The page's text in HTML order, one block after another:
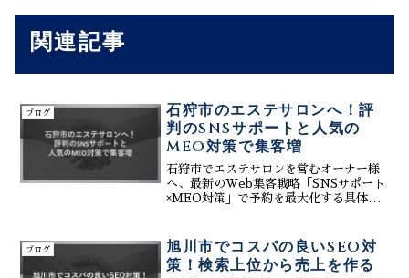
関連記事
ブログ
石狩市のエステサロンへ！評
判のSNSサポートと人気の
MEO対策で集客増
石狩市でエステサロンを営むオーナー様
へ、最新のWeb集客戦略「SNSサポート
×MEO対策」で予約を最大化する具体策
ーコネクトが構築します。生成AIを活用
した効率的なコンテンツ制作により、多
忙なサロンワークの中でもInstagramや
ブログ
旭川市でコスパの良いSEO対
策！検索上位から売上を作る